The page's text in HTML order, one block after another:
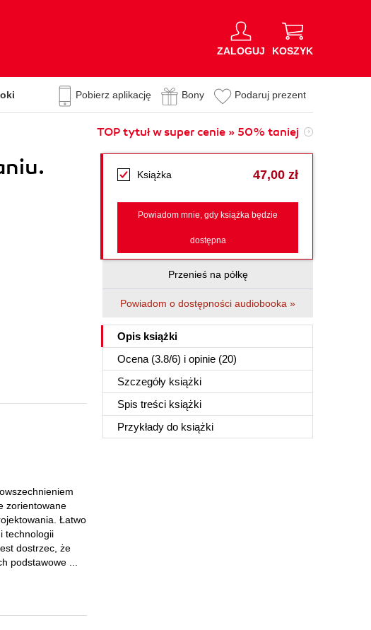
ZALOGUJ KOSZYK
Pobierz aplikację Bony Podaruj prezent
TOP tytuł w super cenie » 50% taniej
Książka 47,00 zł
Powiadom mnie, gdy książka będzie
dostępna
Przenieś na półkę
Powiadom o dostępności audiobooka »
Opis książki
Ocena (3.8/6) i opinie (20)
Szczegóły książki
Spis treści książki
Przykłady do książki
zorientowane
Łatwo
technologii
dostrzec, że
podstawowe ...